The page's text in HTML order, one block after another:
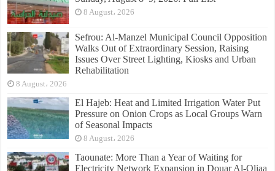
8 August، 2026
Sefrou: Al-Manzel Municipal Council Opposition
Walks Out of Extraordinary Session, Raising
Issues Over Street Lighting, Kiosks and Urban
Rehabilitation
8 August، 2026
El Hajeb: Heat and Limited Irrigation Water Put
Pressure on Onion Crops as Local Groups Warn
of Seasonal Impacts
8 August، 2026
Taounate: More Than a Year of Waiting for
Electricity Network Expansion in Douar Al-Qliaa